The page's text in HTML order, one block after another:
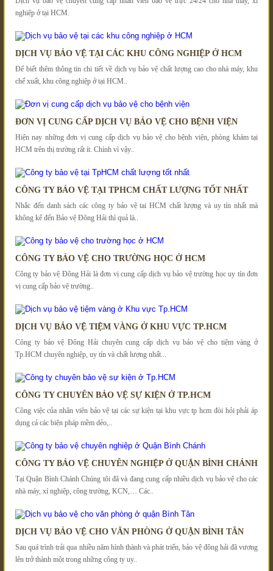
nghiệp ở tại HCM.
DỊCH VỤ BẢO VỆ TẠI CÁC KHU CÔNG NGHIỆP Ở HCM
Để biết thêm thông tin chi tiết về dịch vụ bảo vệ chất lượng cao cho nhà máy, khu
chế xuất, khu công nghiệp ở tại HCM..
ĐƠN VỊ CUNG CẤP DỊCH VỤ BẢO VỆ CHO BỆNH VIỆN
Hiện nay những đơn vị cung cấp dịch vụ bảo vệ cho bệnh viện, phòng khám tại
HCM trên thị trường rất ít. Chính vì vậy..
CÔNG TY BẢO VỆ TẠI TPHCM CHẤT LƯỢNG TỐT NHẤT
Nhắc đến danh sách các công ty bảo vệ tai HCM chất lượng và uy tín nhất mà
không kể đến Bảo vệ Đông Hải thì quả là..
CÔNG TY BẢO VỆ CHO TRƯỜNG HỌC Ở HCM
Công ty bảo vệ Đông Hải là đơn vị cung cấp dịch vụ bảo vệ trường học uy tín đơn
vị cung cấp bảo vệ trường..
DỊCH VỤ BẢO VỆ TIỆM VÀNG Ở KHU VỰC TP.HCM
Công ty bảo vệ Đông Hải chuyên cung cấp dịch vụ bảo vệ cho tiệm vàng ở
Tp.HCM chuyên nghiệp, uy tín và chất lượng nhất...
CÔNG TY CHUYÊN BẢO VỆ SỰ KIỆN Ở TP.HCM
Công việc của nhân viên bảo vệ tại các sự kiện tại khu vực tp hcm đòi hỏi phải áp
dụng cả các biện pháp mềm dẻo,..
CÔNG TY BẢO VỆ CHUYÊN NGHIỆP Ở QUẬN BÌNH CHÁNH
Tại Quận Bình Chánh Chúng tôi đã và đang cung cấp nhiều dịch vụ bảo vệ cho các
nhà máy, xí nghiệp, công trường, KCN,… Các..
DỊCH VỤ BẢO VỆ CHO VĂN PHÒNG Ở QUẬN BÌNH TÂN
Sau quá trình trải qua nhiều năm hình thành và phát triển, bảo vệ đông hải đã vương
lên trở thành một trong những công ty uy..